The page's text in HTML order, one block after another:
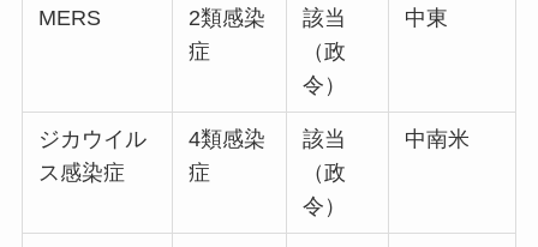
MERS
2類感染
症
該当
（政
令）
中東
ジカウイル
ス感染症
4類感染
症
該当
（政
令）
中南米